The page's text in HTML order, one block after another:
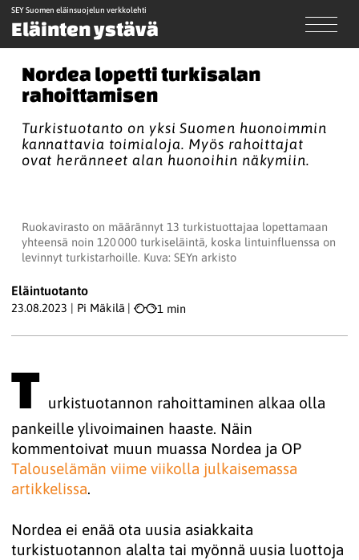
SEY Suomen eläinsuojelun verkkolehti
Eläinten ystävä
Nordea lopetti turkisalan
rahoittamisen
Turkistuotanto on yksi Suomen huonoimmin
kannattavia toimialoja. Myös rahoittajat
ovat heränneet alan huonoihin näkymiin.
Ruokavirasto on määrännyt 13 turkistuottajaa lopettamaan
yhteensä noin 120 000 turkiseläintä, koska lintuinfluenssa on
levinnyt turkistarhoille. Kuva: SEYn arkisto
Eläintuotanto
23.08.2023 | Pi Mäkilä | 1 min
T urkistuotannon rahoittaminen alkaa olla
pankeille ylivoimainen haaste. Näin
kommentoivat muun muassa Nordea ja OP
Talouselämän viime viikolla julkaisemassa
artikkelissa.
Nordea ei enää ota uusia asiakkaita
turkistuotannon alalta tai myönnä uusia luottoja